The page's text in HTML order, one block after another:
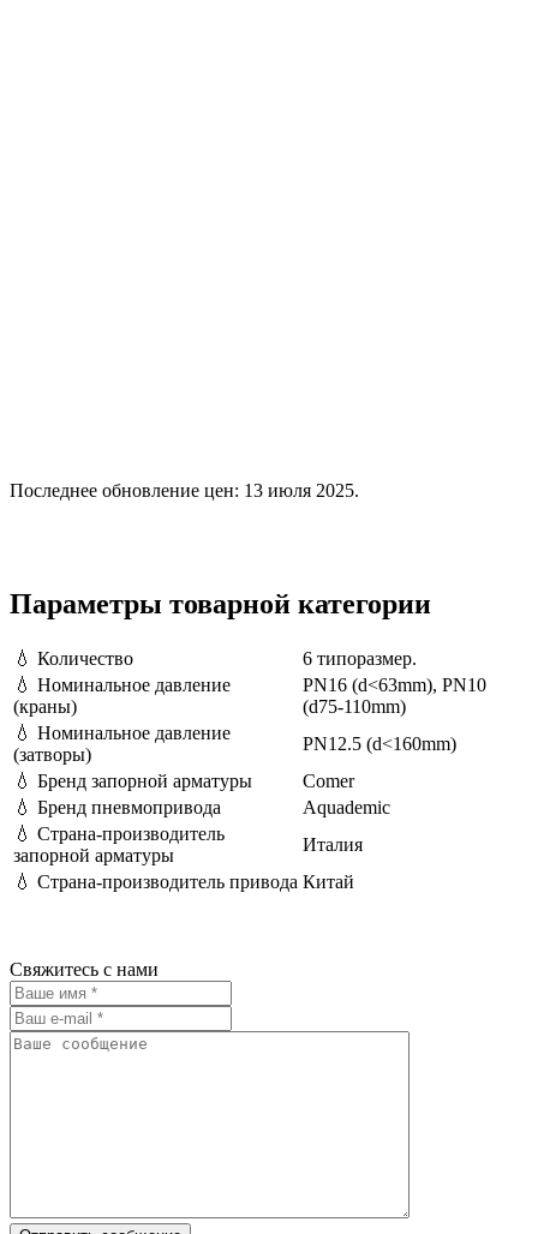
Последнее обновление цен: 13 июля 2025.
Параметры товарной категории
💧 Количество
6 типоразмер.
💧 Номинальное давление
(краны)
PN16 (d<63mm), PN10
(d75-110mm)
💧 Номинальное давление
(затворы)
PN12.5 (d<160mm)
💧 Бренд запорной арматуры
Comer
💧 Бренд пневмопривода
Aquademic
💧 Страна-производитель
запорной арматуры
Италия
💧 Страна-производитель привода Китай
Свяжитесь с нами